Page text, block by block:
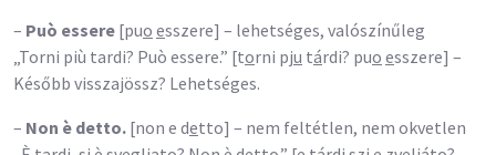
– Può essere [puo esszere] – lehetséges, valószínűleg
„Torni più tardi? Può essere.” [torni pju tárdi? puo esszere] –
Később visszajössz? Lehetséges.
– Non è detto. [non e detto] – nem feltétlen, nem okvetlen